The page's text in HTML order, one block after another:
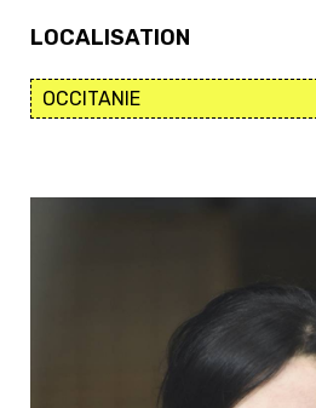
LOCALISATION